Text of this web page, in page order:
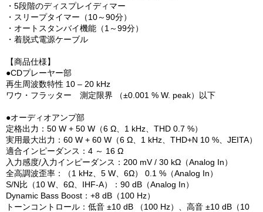
・5段階のディスプレイディマー
・スリープタイマー（10～90分）
・オートスタンバイ機能（1～99分）
・着脱式電源ケーブル
【商品仕様】
●CDプレーヤー部
再生周波数特性 10 – 20 kHz
ワウ・フラッター 測定限界 （±0.001 % W. peak）以下
●オーディオアンプ部
定格出力：50 W + 50 W（6 Ω、1 kHz、THD 0.7 %）
実用最大出力：60 W + 60 W（6 Ω、1 kHz、THD+N 10 %、JEITA）
適合インピーダンス：4 ～ 16 Ω
入力感度/入力インピーダンス：200 mV / 30 kΩ（Analog In）
全高調波歪率：（1 kHz、5 W、6Ω） 0.1 %（Analog In）
S/N比（10 W、6Ω、IHF-A）：90 dB（Analog In）
Dynamic Bass Boost：+8 dB（100 Hz）
トーンコントロール：低音 ±10 dB （100 Hz）、高音 ±10 dB（10